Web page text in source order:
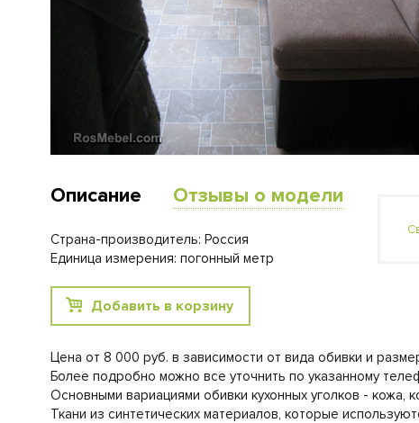
Описание Отзывы о модели
Страна-производитель: Россия
Единица измерения: погонный метр
Добавить в корзину
Цена от 8 000 руб. в зависимости от вида обивки и
Более подробно можно все уточнить по указанному
Основными вариациями обивки кухонных уголков - кожа,
Ткани из синтетических материалов, которые